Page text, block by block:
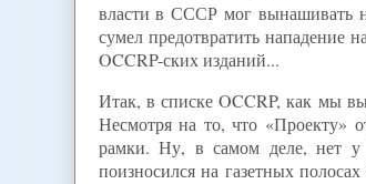
власти в СССР мог вынашивать
сумел предотвратить нападение
OCCRP-ских изданий...
Итак, в списке OCCRP, как мы
Несмотря на то, что «Проекту»
рамки. Ну, в самом деле, нет
поизносился на газетных